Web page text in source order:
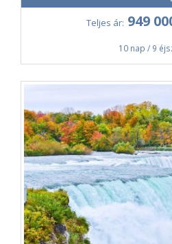
használattal, repülőtéri
Szállás Vancouverben
középkategóriás
Szállás Kamloopsban egy
Szállás Jasperben vagy
középkategóriás
Szállás Banffben kettő
szállodában, kétágyas
Szállás Kelownában vagy
középkategóriás
Az ár nem tartalmazza:
Elektronikus beutazási
Teljes ár: 949
10 nap / 9